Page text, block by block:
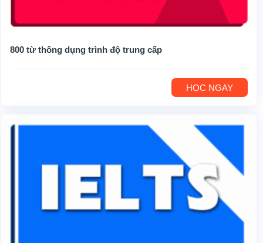
800 từ thông dụng trình độ trung cấp
HỌC NGAY